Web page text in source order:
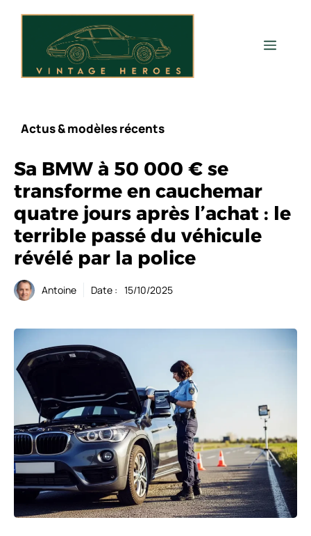
Menu
Actus & modèles récents
Sa BMW à 50 000 € se
transforme en cauchemar
quatre jours après l’achat : le
terrible passé du véhicule
révélé par la police
Antoine Date : 15/10/2025